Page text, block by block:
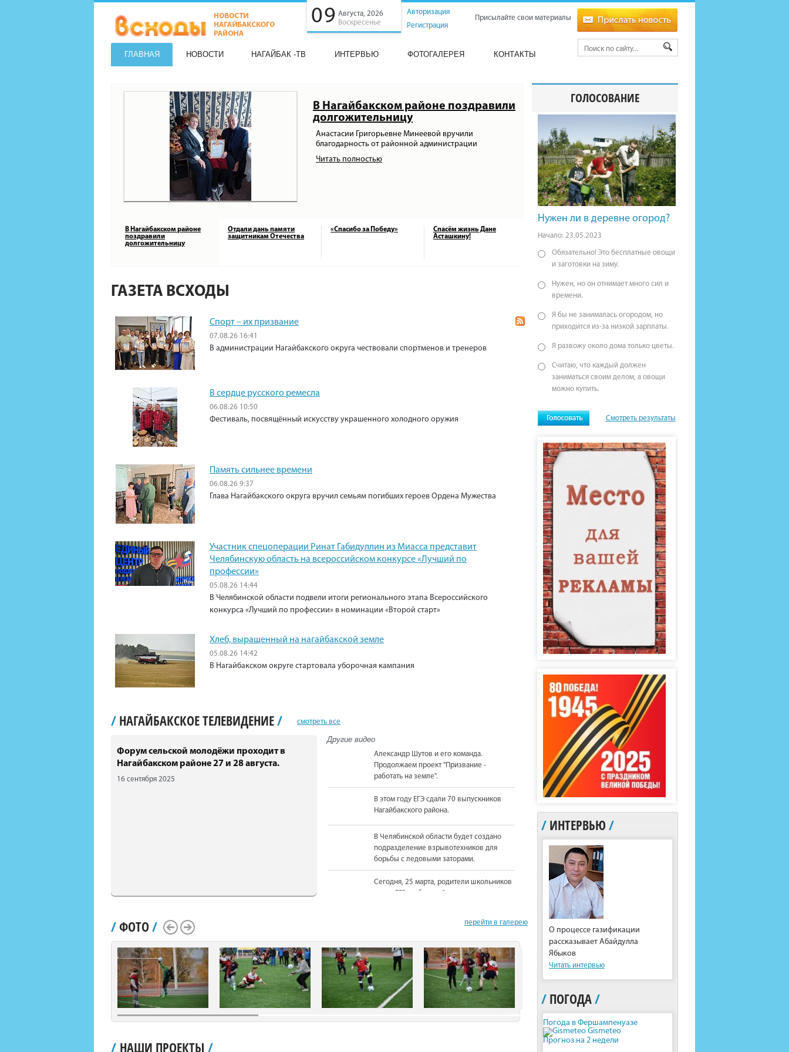
09 Августа, 2026
Воскресенье
Авторизация
Регистрация
Присылайте свои материалы
ГЛАВНАЯ НОВОСТИ НАГАЙБАК -ТВ ИНТЕРВЬЮ ФОТОГАЛЕРЕЯ КОНТАКТЫ
В Нагайбакском районе поздравили
долгожительницу
Анастасии Григорьевне Минеевой вручили
благодарность от районной администрации
Читать полностью
В Нагайбакском районе
поздравили
долгожительницу
Отдали дань памяти
защитникам Отечества
«Спасибо за Победу»
Спасём жизнь Дане
Асташкину!
ГАЗЕТА ВСХОДЫ
Спорт – их призвание
07.08.26 16:41
В администрации Нагайбакского округа чествовали спортменов и тренеров
В сердце русского ремесла
06.08.26 10:50
Фестиваль, посвящённый искусству украшенного холодного оружия
Память сильнее времени
06.08.26 9:37
Глава Нагайбакского округа вручил семьям погибших героев Ордена Мужества
Участник спецоперации Ринат Габидуллин из Миасса представит
Челябинскую область на всероссийском конкурсе «Лучший по
профессии»
05.08.26 14:44
В Челябинской области подвели итоги регионального этапа Всероссийского
конкурса «Лучший по профессии» в номинации «Второй старт»
Хлеб, выращенный на нагайбакской земле
05.08.26 14:42
В Нагайбакском округе стартовала уборочная кампания
/ НАГАЙБАКСКОЕ ТЕЛЕВИДЕНИЕ/ смотреть все
Форум сельской молодёжи проходит в
Нагайбакском районе 27 и 28 августа.
16 сентября 2025
Другие видео
Александр Шутов и его команда.
Продолжаем проект "Призвание -
работать на земле".
В этом году ЕГЭ сдали 70 выпускников
Нагайбакского района.
В Челябинской области будет создано
подразделение взрывотехников для
борьбы с ледовыми заторами.
Сегодня, 25 марта, родители школьников
сдали ЕГЭ по базовой математике.
На должность Уполномоченного по
вновь назначена Юлия Сударенко
Юные читатели приняли участие в
чемпионате по чтению вслух.
В Нагайбакском районе установлен
/ФОТО/ перейти в галерею
Scroll LeftScroll Right
/ НАШИ ПРОЕКТЫ /
ГОЛОСОВАНИЕ
Нужен ли в деревне огород?
Начало: 23.05.2023
Обязательно! Это бесплатные овощи
и заготовки на зиму.
Нужен, но он отнимает много сил и
времени.
Я бы не занималась огородом, но
приходится из-за низкой зарплаты.
Я развожу около дома только цветы.
Считаю, что каждый должен
заниматься своим делом, а овощи
можно купить.
Смотреть результаты
/ ИНТЕРВЬЮ /
О процессе газификации
рассказывает Абайдулла
Ябыков
Читать интервью
/ ПОГОДА/
Погода в Фершампенуазе
Gismeteo
Прогноз на 2 недели